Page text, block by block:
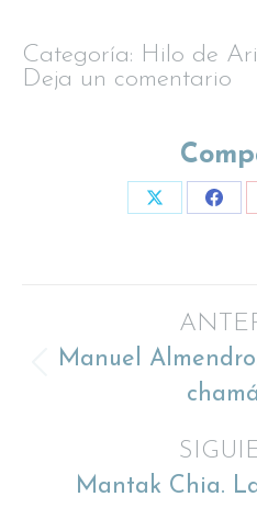
Categoría: Hilo de
Deja un comentario
Share
Share
entreManuel
Mantak Chia.